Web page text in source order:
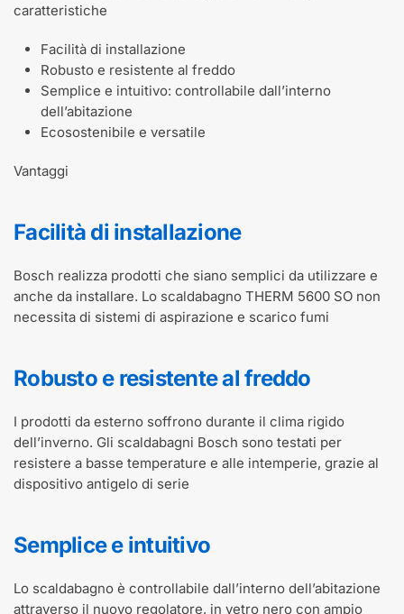
caratteristiche
Facilità di installazione
Robusto e resistente al freddo
Semplice e intuitivo: controllabile dall’interno
dell’abitazione
Ecosostenibile e versatile
Vantaggi
Facilità di installazione
Bosch realizza prodotti che siano semplici da utilizzare e
anche da installare. Lo scaldabagno THERM 5600 SO non
necessita di sistemi di aspirazione e scarico fumi
Robusto e resistente al freddo
I prodotti da esterno soffrono durante il clima rigido
dell’inverno. Gli scaldabagni Bosch sono testati per
resistere a basse temperature e alle intemperie, grazie al
dispositivo antigelo di serie
Semplice e intuitivo
Lo scaldabagno è controllabile dall’interno dell’abitazione
attraverso il nuovo regolatore, in vetro nero con ampio